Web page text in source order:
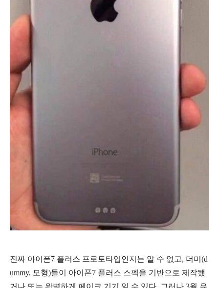
진짜 아이폰7 플러스 프로토타입인지는 알 수 없고, 더미(d
ummy, 모형)들이 아이폰7 플러스 스펙을 기반으로 제작됐